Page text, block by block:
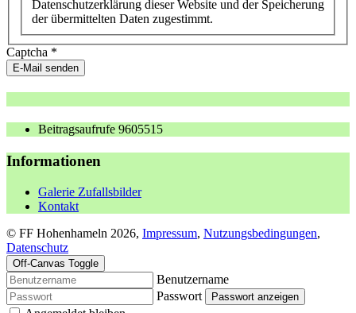
Datenschutzerklärung dieser Website und der Speicherung
der übermittelten Daten zugestimmt.
Captcha *
E-Mail senden
Beitragsaufrufe 9605515
Informationen
Galerie Zufallsbilder
Kontakt
© FF Hohenhameln 2026, Impressum, Nutzungsbedingungen,
Datenschutz
Off-Canvas Toggle
Benutzername
Passwort
Passwort anzeigen